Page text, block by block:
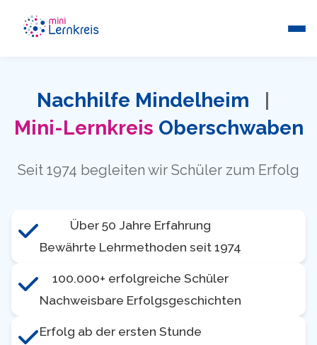
Nachhilfe Mindelheim
|
Mini-Lernkreis Oberschwaben
Seit 1974 begleiten wir Schüler zum Erfolg
Über 50 Jahre Erfahrung
Bewährte Lehrmethoden seit 1974
100.000+ erfolgreiche Schüler
Nachweisbare Erfolgsgeschichten
Erfolg ab der ersten Stunde